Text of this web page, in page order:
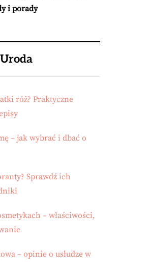
i porady
Uroda
róż? Praktyczne
– jak wybrać i dbać o
Sprawdź ich
– właściwości,
– opinie o usłudze w